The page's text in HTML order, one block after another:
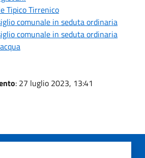
Tipico Tirrenico
comunale in seduta ordinaria
comunale in seduta ordinaria
: 27 luglio 2023, 13:41